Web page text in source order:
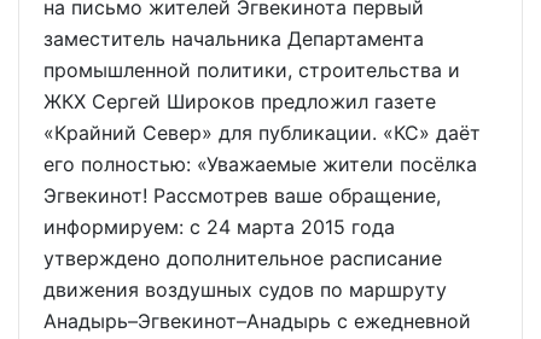
на письмо жителей Эгвекинота первый
заместитель начальника Департамента
промышленной политики, строительства и
ЖКХ Сергей Широков предложил газете
«Крайний Север» для публикации. «КС» даёт
его полностью: «Уважаемые жители посёлка
Эгвекинот! Рассмотрев ваше обращение,
информируем: с 24 марта 2015 года
утверждено дополнительное расписание
движения воздушных судов по маршруту
Анадырь–Эгвекинот–Анадырь с ежедневной